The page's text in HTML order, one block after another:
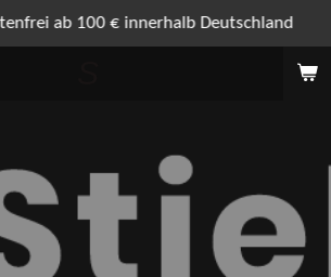
ab 100 € innerhalb Deutschland